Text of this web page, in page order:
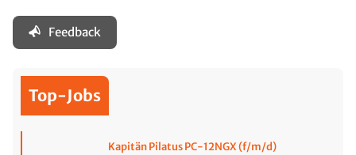
Feedback
Top-Jobs
Kapitän Pilatus PC-12NGX (f/m/d)